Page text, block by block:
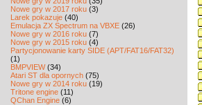
Nowe gry w 2017 roku (3)
Larek pokazuje (40)
Emulacja ZX Spectrum na VBXE (26)
Nowe gry w 2016 roku (7)
Nowe gry w 2015 roku (4)
Partycjonowanie karty SIDE (APT/FAT16/FAT32)
(1)
BMPVIEW(34)
Atari ST dla opornych (75)
Nowe gry w 2014 roku (19)
Tritone engine (11)
QChan Engine (6)